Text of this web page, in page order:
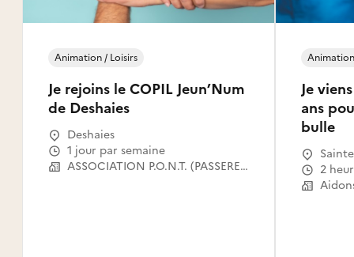
Je rejoins le COPIL Jeun’Num
de Deshaies
Animation / Loisirs
Deshaies
1 jour par semaine
ASSOCIATION P.O.N.T. (PASSERELLES OUVERTES VERS LE NUMERIQUE POUR TOUS)
Je
ans
bulle
2